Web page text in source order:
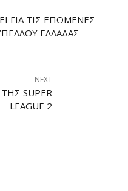
ΓΙΑ ΤΙΣ ΕΠΌΜΕΝΕΣ
ΕΛΛΆΔΑΣ
NEXT
SUPER
LEAGUE 2